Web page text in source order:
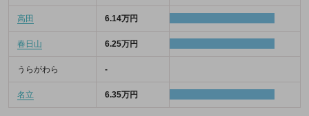
高田 6.14万円
春日山 6.25万円
うらがわら -
名立 6.35万円